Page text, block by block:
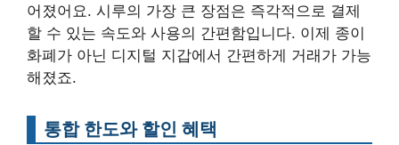
어졌어요. 시루의 가장 큰 장점은 즉각적으로 결제
할 수 있는 속도와 사용의 간편함입니다. 이제 종이
화폐가 아닌 디지털 지갑에서 간편하게 거래가 가능
해졌죠.
통합 한도와 할인 혜택